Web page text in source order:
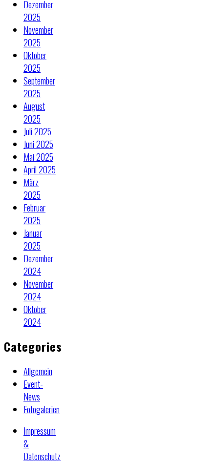
Dezember
2025
November
2025
Oktober
2025
September
2025
August
2025
Juli 2025
Juni 2025
Mai 2025
April 2025
März
2025
Februar
2025
Januar
2025
Dezember
2024
November
2024
Oktober
2024
Categories
Allgemein
Event-
News
Fotogalerien
Impressum
&
Datenschutz